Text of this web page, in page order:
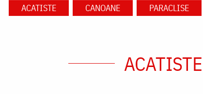
ACATISTE CANOANE PARACLISE